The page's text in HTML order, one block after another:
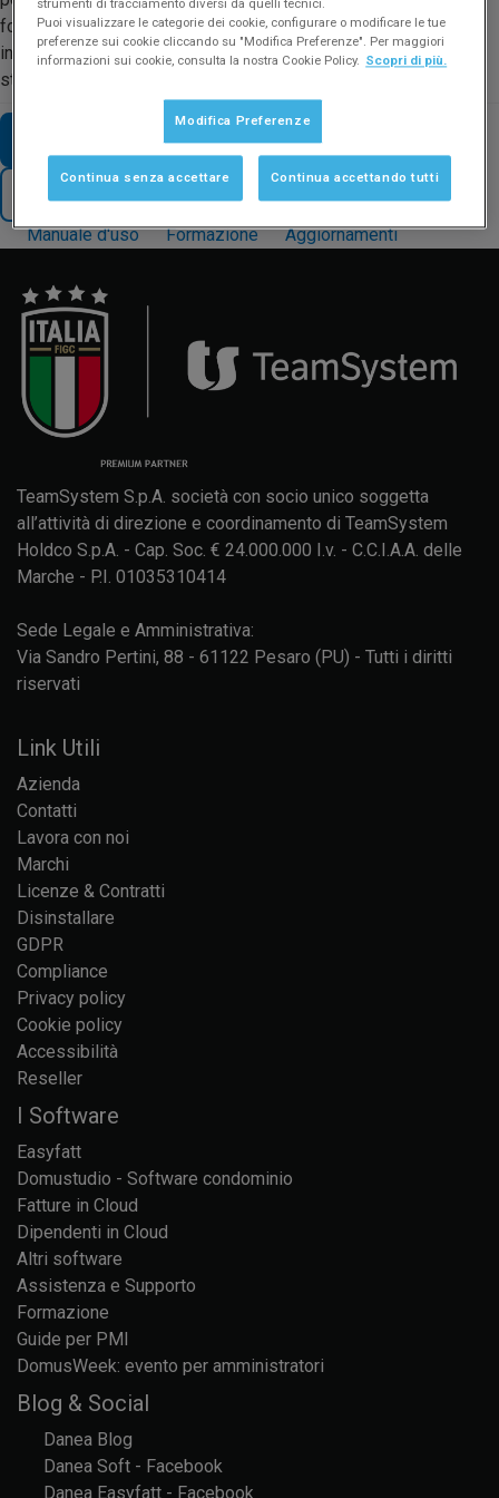
fondo alla colonna Eccezioni, selezionare l’unità interessata e
indicare il criterio di attribuzione desiderato. L’argomento è
stato trattato anche nella Guida in linea al seguente
VAI AD ALTRE FAQ SUL TEMA
Manuale d'uso Formazione Aggiornamenti
TeamSystem S.p.A. società con socio unico soggetta
all’attività di direzione e coordinamento di TeamSystem
Holdco S.p.A. - Cap. Soc. € 24.000.000 I.v. - C.C.I.A.A. delle
Marche - P.I. 01035310414
Sede Legale e Amministrativa:
Via Sandro Pertini, 88 - 61122 Pesaro (PU) - Tutti i diritti
riservati
Link Utili
Azienda
Contatti
Lavora con noi
Marchi
Licenze & Contratti
Disinstallare
GDPR
Compliance
Privacy policy
Cookie policy
Accessibilità
Reseller
I Software
Easyfatt
Domustudio - Software condominio
Fatture in Cloud
Dipendenti in Cloud
Altri software
Assistenza e Supporto
Formazione
Guide per PMI
DomusWeek: evento per amministratori
Blog & Social
Danea Blog
Danea Soft - Facebook
Danea Easyfatt - Facebook
strumenti di tracciamento diversi da quelli tecnici.
Puoi visualizzare le categorie dei cookie, configurare o modificare le tue
preferenze sui cookie cliccando su "Modifica Preferenze". Per maggiori
informazioni sui cookie, consulta la nostra Cookie Policy. Scopri di più.
Modifica Preferenze
Continua senza accettare Continua accettando tutti